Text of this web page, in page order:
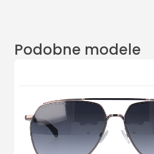
Podobne modele